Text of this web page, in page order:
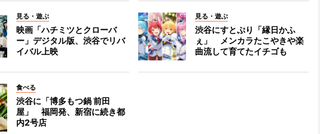
見る・遊ぶ
映画「ハチミツとクローバ
ー」デジタル版、渋谷でリバ
イバル上映
見る・遊ぶ
渋谷にすとぷり「縁日かふ
ぇ」 メンカラたこやきや楽
曲流して育てたイチゴも
食べる
渋谷に「博多もつ鍋 前田
屋」 福岡発、新宿に続き都
内2号店